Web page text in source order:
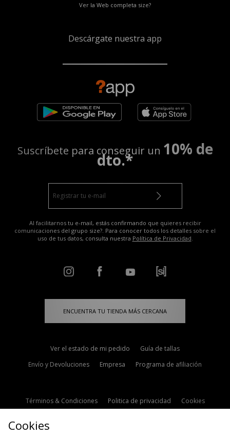
Ver la Web completa size?
Descárgate nuestra app
Suscríbete para conseguir un 10% de
dto.*
Al facilitarnos tu e-mail, estás confirmando que quieres recibir
comunicaciones del grupo size?. Para conocer todos los detalles sobre el
uso de tus datos, consulta nuestra Política de Privacidad
ENCUENTRA TU TIENDA MÁS CERCANA
Ver el estado de mi pedido
Guía de tallas
Envío y Devoluciones
Empresa Programa de afiliación
Términos & Condiciones Politica de privacidad
Cookies
Cookies